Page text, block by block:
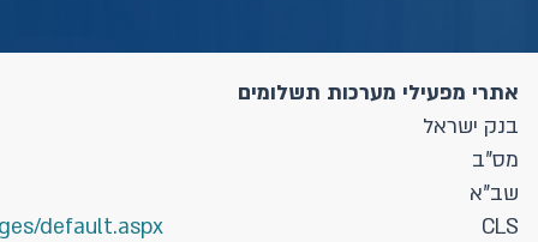
אתרי מפעילי מערכות תשלומים
בנק ישראל
מס"ב
שב"א
CLS
default.aspx